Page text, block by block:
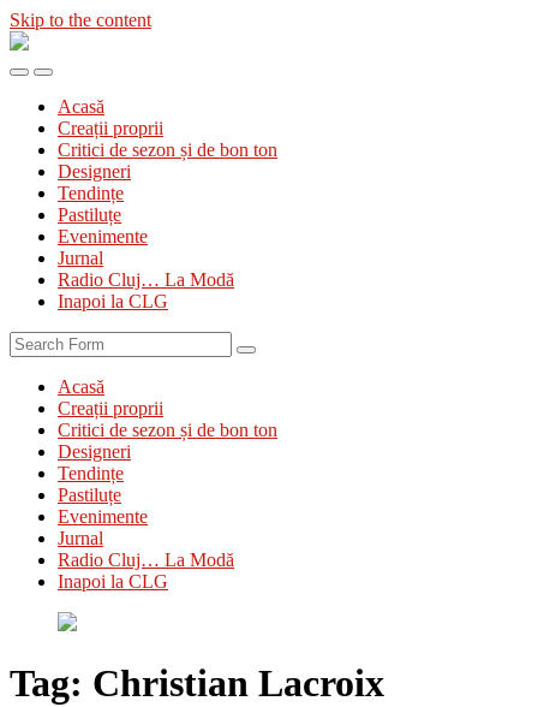
Skip to the content
Diva
Toggle
mobile
menu
Toggle
the
search
field
Acasă
Creații proprii
Critici de sezon și de bon ton
Designeri
Tendințe
Pastiluțe
Evenimente
Jurnal
Radio Cluj… La Modă
Inapoi la CLG
Search
Acasă
Creații proprii
Critici de sezon și de bon ton
Designeri
Tendințe
Pastiluțe
Evenimente
Jurnal
Radio Cluj… La Modă
Inapoi la CLG
Tag: Christian Lacroix